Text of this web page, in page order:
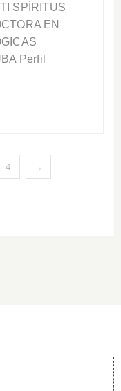
SPÍRITUS
EN
Perfil
4 →